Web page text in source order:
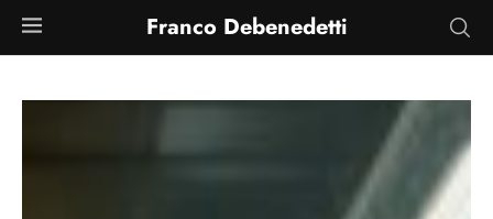
Franco Debenedetti